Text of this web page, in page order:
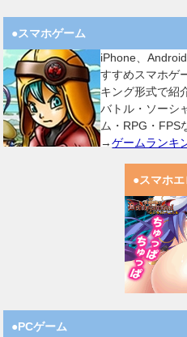
●スマホゲーム
iPhone、
すすめスマホゲ
キング形式で紹
バトル・ソーシ
ム・RPG・FPS
→ゲームランキ
●スマホ
●PCゲーム